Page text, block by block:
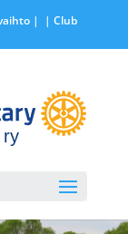
|
| Club
ry